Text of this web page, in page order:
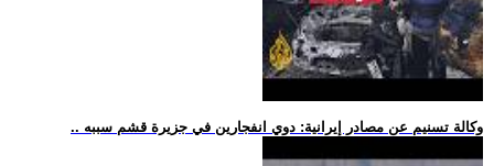
.. وكالة تسنيم عن مصادر إيرانية: دوي انفجارين في جزيرة قشم سببه